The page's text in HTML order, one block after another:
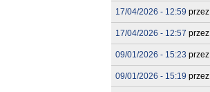
17/04/2026 - 12:59 przez
17/04/2026 - 12:57 przez
09/01/2026 - 15:23 przez
09/01/2026 - 15:19 przez